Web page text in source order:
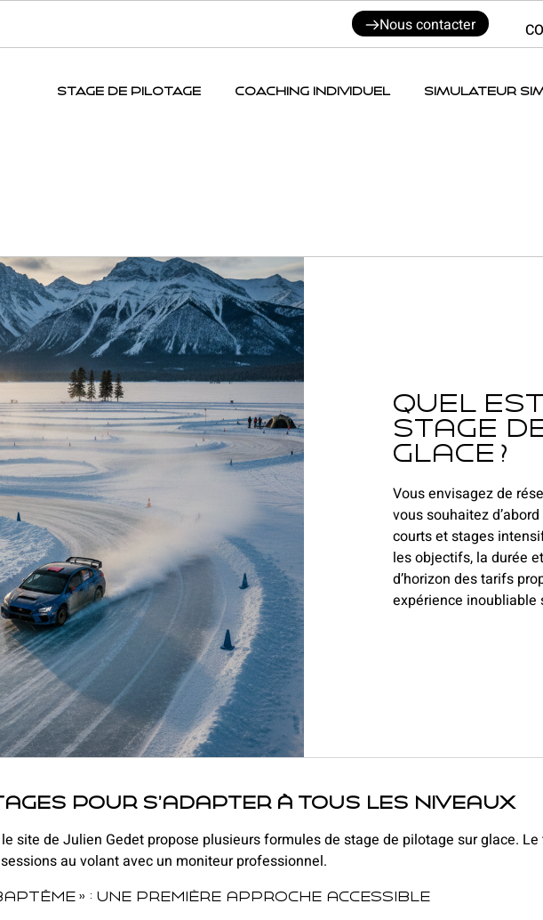
Nous contacter
STAGE DE PILOTAGE COACHING INDIVIDUEL SIMULATEUR
Quel
stage
glace ?
Vous envisagez de
vous souhaitez
courts et stages
les objectifs, la durée
d’horizon des tarifs
expérience inoubliable
pour s’adapter à tous les niveaux
site de Julien Gedet propose plusieurs formules de stage de pilotage sur glace.
au volant avec un moniteur professionnel.
» : une première approche accessible